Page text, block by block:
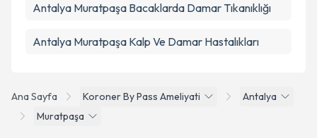
Ana Sayfa Koroner By Pass Ameliyati
Antalya
Muratpaşa
Antalya Muratpaşa Bacaklarda Damar Tıkanıklığı
Antalya Muratpaşa Kalp Ve Damar Hastalıkları